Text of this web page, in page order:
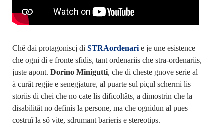
Chê dai protagoniscj di STRAordenarie je une esistence
che ogni dì e fronte sfidis, tant ordenariis che stra-ordenariis,
juste apont. Dorino Minigutti, che di cheste gnove serie al
à curât regjie e senegjature, al puarte sul piçul schermi lis
storiis di chei che no cate lis dificoltâts, a dimostrin che la
disabilitât no definìs la persone, ma che ognidun al pues
costruî la sô vite, sdrumant barieris e stereotips.